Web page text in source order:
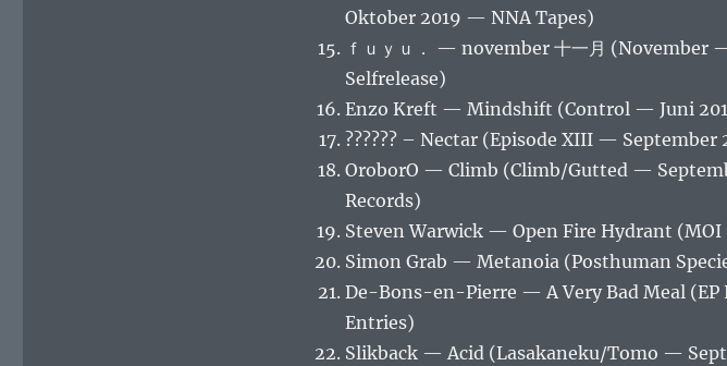
Oktober 2019 — NNA Tapes)
ｆｕｙｕ． — november 十一月
Selfrelease)
Enzo Kreft — Mindshift (Control — Juni
?????? – Nectar (Episode XIII —
OroborO — Climb (Climb/Gutted —
Records)
Steven Warwick — Open Fire Hydrant
Simon Grab — Metanoia (Posthuman
De-Bons-en-Pierre — A Very Bad Meal
Entries)
Slikback ‎— Acid (Lasakaneku/Tomo —